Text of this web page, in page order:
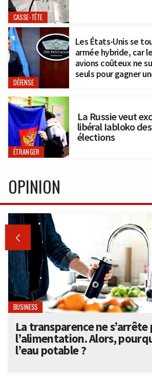
CASSE-TÊTE
DÉFENSE
Les États-Unis se
armée hybride, car
avions coûteux ne
seuls pour gagner
ÉTRANGER
La Russie veut
libéral Iabloko
élections
OPINION

BUSINESS
La transparence ne s’arrête
l’alimentation. Alors,
l’eau potable ?